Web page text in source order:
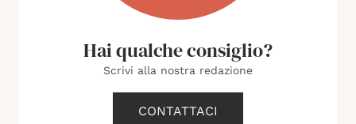
Hai qualche consiglio?
Scrivi alla nostra redazione
CONTATTACI